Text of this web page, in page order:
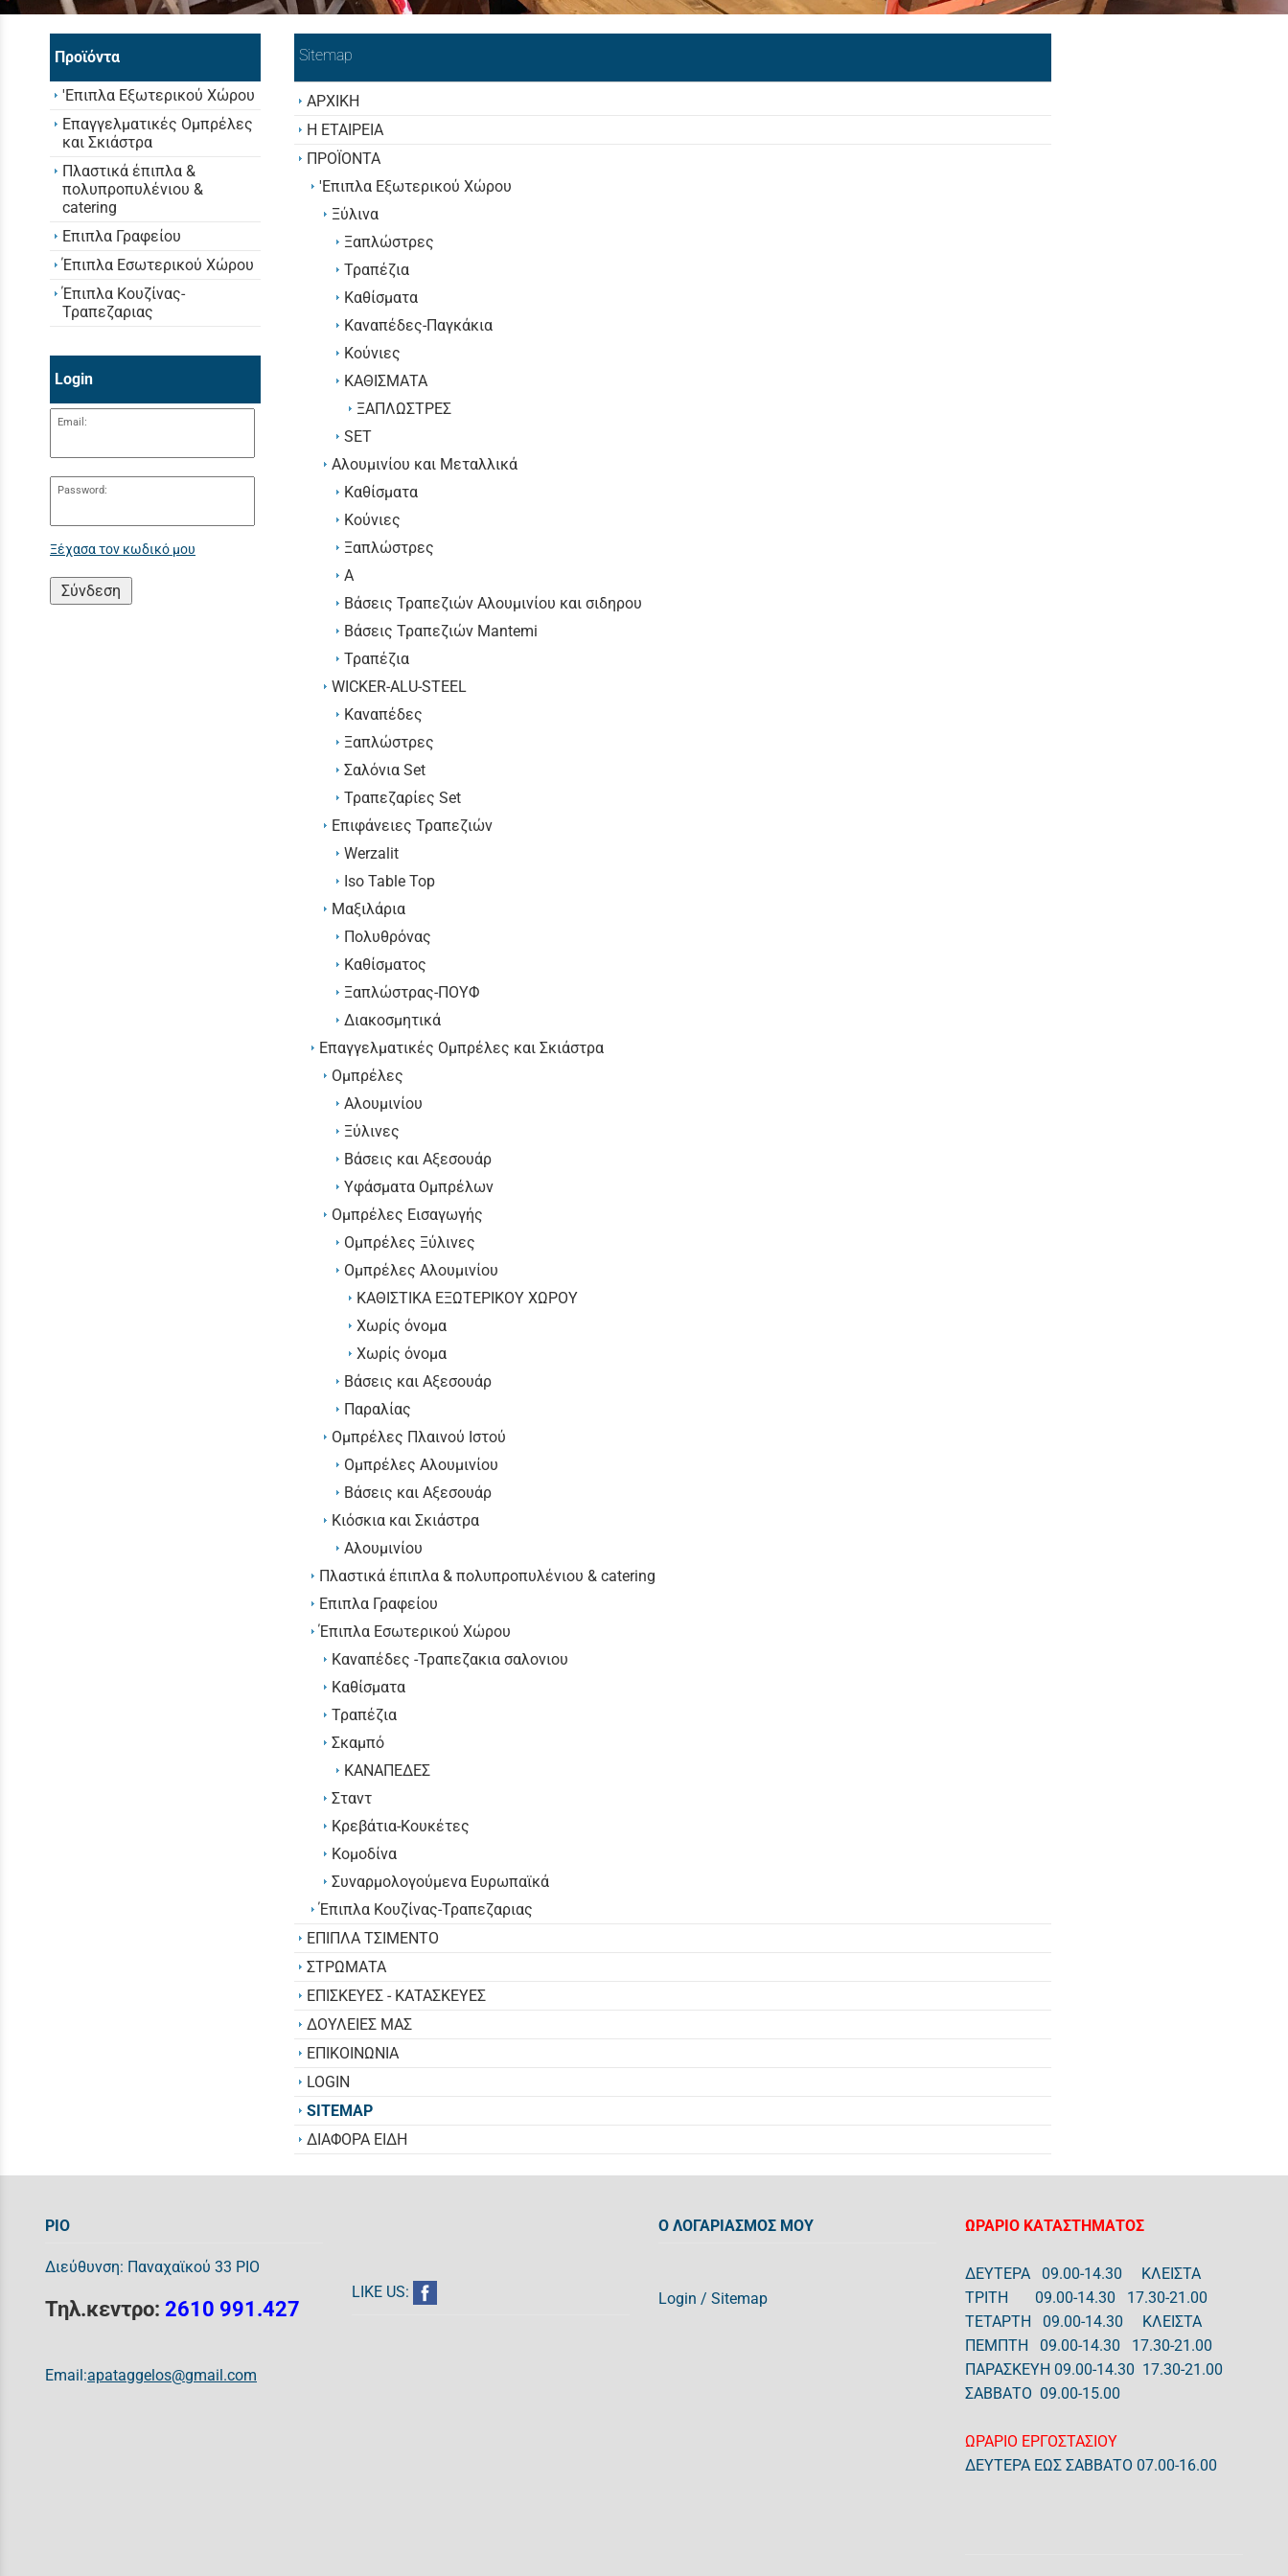
Προϊόντα
'Επιπλα Εξωτερικού Χώρου
Επαγγελματικές Ομπρέλες
και Σκιάστρα
Πλαστικά έπιπλα &
πολυπροπυλένιου &
catering
Επιπλα Γραφείου
Έπιπλα Εσωτερικού Χώρου
Έπιπλα Κουζίνας-
Τραπεζαριας
Login
Email:
Password:
Ξέχασα τον κωδικό μου
Σύνδεση
Sitemap
ΑΡΧΙΚΗ
Η ΕΤΑΙΡΕΙΑ
ΠΡΟΪΟΝΤΑ
'Επιπλα Εξωτερικού Χώρου
Ξύλινα
Ξαπλώστρες
Τραπέζια
Καθίσματα
Καναπέδες-Παγκάκια
Kούνιες
KΑΘΙΣΜΑΤΑ
ΞΑΠΛΩΣΤΡΕΣ
SET
Αλουμινίου και Μεταλλικά
Καθίσματα
Κούνιες
Ξαπλώστρες
Α
Βάσεις Τραπεζιών Αλουμινίου και σιδηρου
Βάσεις Τραπεζιών Μantemi
Τραπέζια
WICKER-ALU-STEEL
Καναπέδες
Ξαπλώστρες
Σαλόνια Set
Τραπεζαρίες Set
Επιφάνειες Τραπεζιών
Werzalit
Iso Table Top
Μαξιλάρια
Πολυθρόνας
Καθίσματος
Ξαπλώστρας-ΠΟΥΦ
Διακοσμητικά
Επαγγελματικές Ομπρέλες και Σκιάστρα
Ομπρέλες
Αλουμινίου
Ξύλινες
Βάσεις και Αξεσουάρ
Υφάσματα Ομπρέλων
Ομπρέλες Εισαγωγής
Ομπρέλες Ξύλινες
Ομπρέλες Αλουμινίου
ΚΑΘΙΣΤΙΚΑ ΕΞΩΤΕΡΙΚΟΥ ΧΩΡΟΥ
Χωρίς όνομα
Χωρίς όνομα
Βάσεις και Αξεσουάρ
Παραλίας
Ομπρέλες Πλαινού Ιστού
Ομπρέλες Αλουμινίου
Βάσεις και Αξεσουάρ
Κιόσκια και Σκιάστρα
Αλουμινίου
Πλαστικά έπιπλα & πολυπροπυλένιου & catering
Επιπλα Γραφείου
Έπιπλα Εσωτερικού Χώρου
Καναπέδες -Τραπεζακια σαλονιου
Καθίσματα
Τραπέζια
Σκαμπό
KANAΠΕΔΕΣ
Σταντ
Κρεβάτια-Κουκέτες
Κομοδίνα
Συναρμολογούμενα Ευρωπαϊκά
Έπιπλα Κουζίνας-Τραπεζαριας
ΕΠΙΠΛΑ ΤΣΙΜΕΝΤΟ
ΣΤΡΩΜΑΤΑ
ΕΠΙΣΚΕΥΕΣ - ΚΑΤΑΣΚΕΥΕΣ
ΔΟΥΛΕΙΕΣ ΜΑΣ
ΕΠΙΚΟΙΝΩΝΙΑ
LOGIN
SITEMAP
ΔΙΑΦΟΡΑ ΕΙΔΗ
ΡΙΟ
Διεύθυνση: Παναχαϊκού 33 ΡΙΟ
Τηλ.κεντρο: 2610 991.427
Email:apataggelos@gmail.com
LIKE US:
Ο ΛΟΓΑΡΙΑΣΜΟΣ ΜΟΥ
Login / Sitemap
ΩΡΑΡΙΟ ΚΑΤΑΣΤΗΜΑΤΟΣ
ΔΕΥΤΕΡΑ 09.00-14.30 ΚΛΕΙΣΤΑ
ΤΡΙΤΗ 09.00-14.30 17.30-21.00
ΤΕΤΑΡΤΗ 09.00-14.30 ΚΛΕΙΣΤΑ
ΠΕΜΠΤΗ 09.00-14.30 17.30-21.00
ΠΑΡΑΣΚΕΥΗ 09.00-14.30 17.30-21.00
ΣΑΒΒΑΤΟ 09.00-15.00
ΩΡΑΡΙΟ ΕΡΓΟΣΤΑΣΙΟΥ
ΔΕΥΤΕΡΑ ΕΩΣ ΣΑΒΒΑΤΟ 07.00-16.00